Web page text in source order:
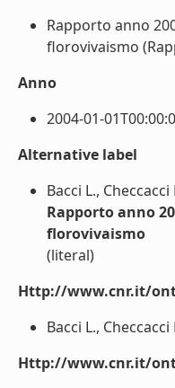
Rapporto anno
florovivaismo
Anno
2004-01-
Alternative label
Bacci L.,
Rapporto anno
florovivaismo
(literal)
Http://www.cnr.it/
Bacci L.,
Http://www.cnr.it/